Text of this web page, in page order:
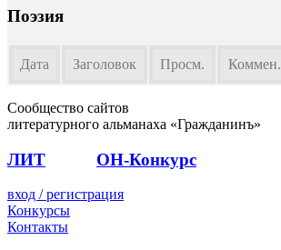
Поэзия
Дата Заголовок Просм. Коммен.
Сообщество сайтов
литературного альманаха «Гражданинъ»
ЛИТ ОН-Конкурс
вход / регистрация
Конкурсы
Контакты